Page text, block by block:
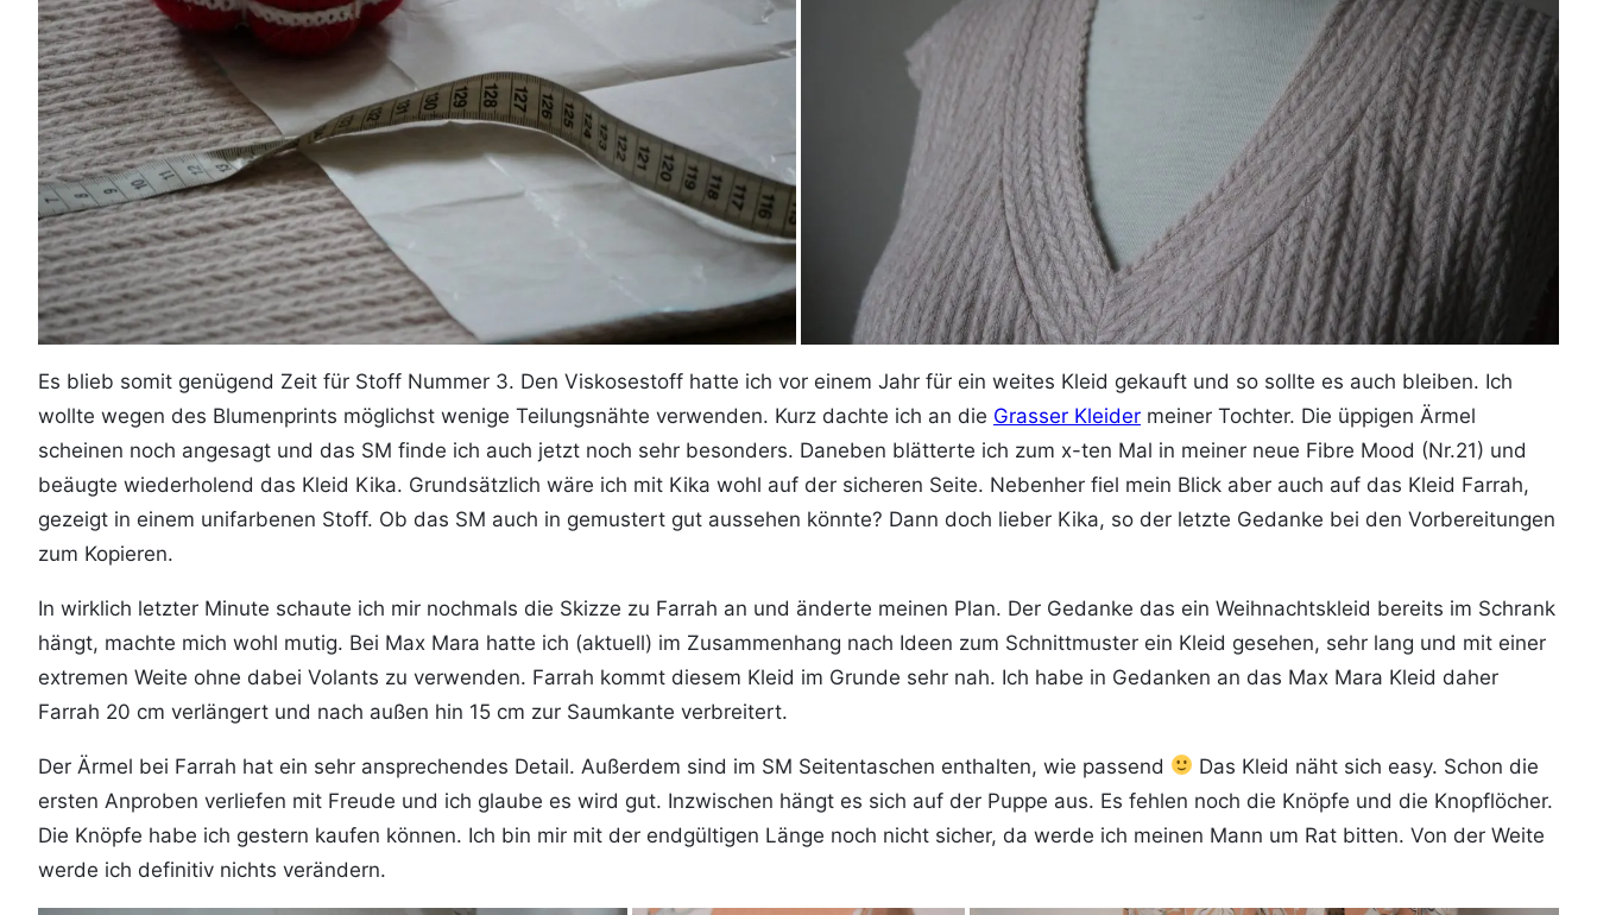
Es blieb somit genügend Zeit für Stoff Nummer 3. Den Viskosestoff hatte ich vor einem Jahr für ein weites Kleid gekauft und so sollte es auch bleiben. Ich
wollte wegen des Blumenprints möglichst wenige Teilungsnähte verwenden. Kurz dachte ich an die Grasser Kleider meiner Tochter. Die üppigen Ärmel
scheinen noch angesagt und das SM finde ich auch jetzt noch sehr besonders. Daneben blätterte ich zum x-ten Mal in meiner neue Fibre Mood (Nr.21) und
beäugte wiederholend das Kleid Kika. Grundsätzlich wäre ich mit Kika wohl auf der sicheren Seite. Nebenher fiel mein Blick aber auch auf das Kleid Farrah,
gezeigt in einem unifarbenen Stoff. Ob das SM auch in gemustert gut aussehen könnte? Dann doch lieber Kika, so der letzte Gedanke bei den Vorbereitungen
zum Kopieren.
In wirklich letzter Minute schaute ich mir nochmals die Skizze zu Farrah an und änderte meinen Plan. Der Gedanke das ein Weihnachtskleid bereits im Schrank
hängt, machte mich wohl mutig. Bei Max Mara hatte ich (aktuell) im Zusammenhang nach Ideen zum Schnittmuster ein Kleid gesehen, sehr lang und mit einer
extremen Weite ohne dabei Volants zu verwenden. Farrah kommt diesem Kleid im Grunde sehr nah. Ich habe in Gedanken an das Max Mara Kleid daher
Farrah 20 cm verlängert und nach außen hin 15 cm zur Saumkante verbreitert.
Der Ärmel bei Farrah hat ein sehr ansprechendes Detail. Außerdem sind im SM Seitentaschen enthalten, wie passend
Das Kleid näht sich easy. Schon die
ersten Anproben verliefen mit Freude und ich glaube es wird gut. Inzwischen hängt es sich auf der Puppe aus. Es fehlen noch die Knöpfe und die Knopflöcher.
Die Knöpfe habe ich gestern kaufen können. Ich bin mir mit der endgültigen Länge noch nicht sicher, da werde ich meinen Mann um Rat bitten. Von der Weite
werde ich definitiv nichts verändern.